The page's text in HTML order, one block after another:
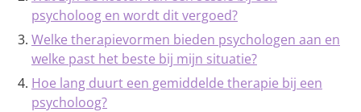
psycholoog en wordt dit vergoed?
Welke therapievormen bieden psychologen aan en
welke past het beste bij mijn situatie?
Hoe lang duurt een gemiddelde therapie bij een
psycholoog?